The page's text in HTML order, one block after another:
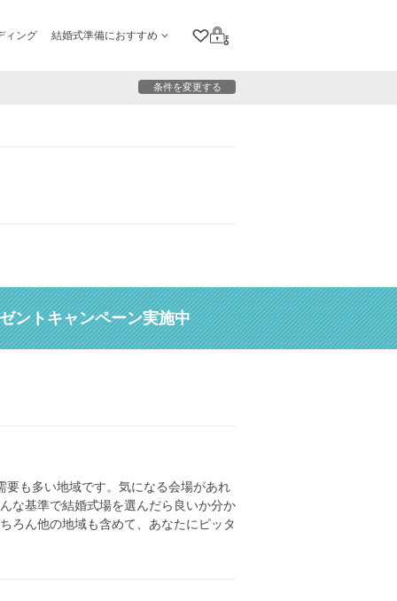
ィング 結婚式準備におすすめ
クリップリスト
ログイン
条件を変更する
ントキャンペーン実施中
も多い地域です。気になる会場があれ
な基準で結婚式場を選んだら良いか分か
ろん他の地域も含めて、あなたにピッタ